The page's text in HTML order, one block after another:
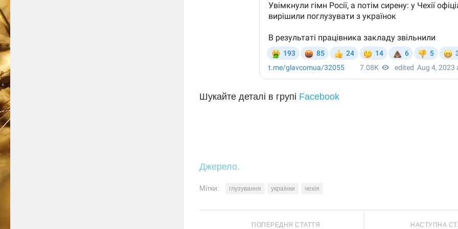
Шукайте деталі в групі Facebook
Джерело.
Мітки: глузування українки чехія
НАСТУПНА
ПОПЕРЕДНЯ СТАТТЯ